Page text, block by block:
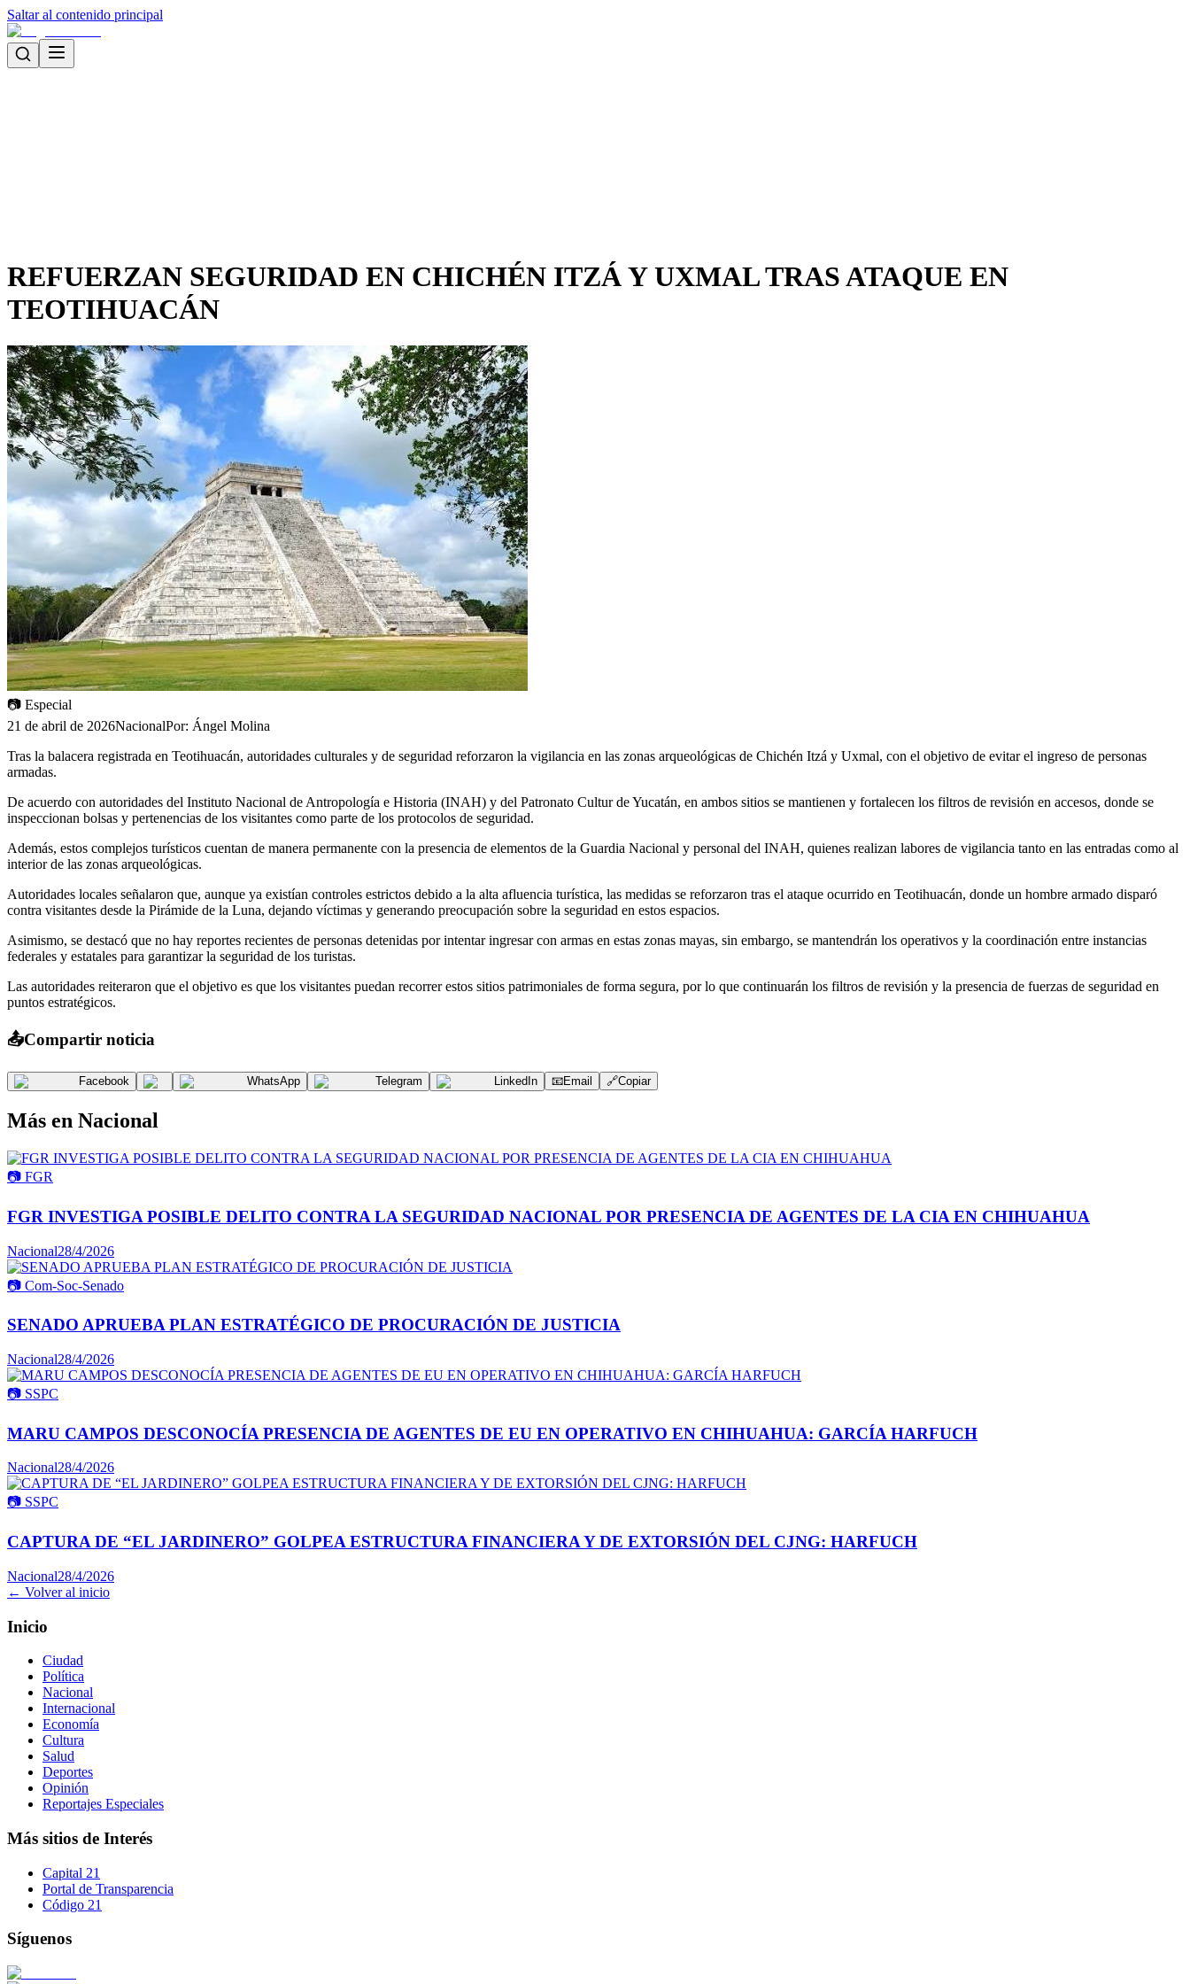
Saltar al contenido principal
REFUERZAN SEGURIDAD EN CHICHÉN ITZÁ Y UXMAL TRAS ATAQUE EN
TEOTIHUACÁN
📷 Especial
21 de abril de 2026NacionalPor: Ángel Molina
Tras la balacera registrada en Teotihuacán, autoridades culturales y de seguridad reforzaron la vigilancia en las zonas arqueológicas de Chichén Itzá y Uxmal, con el objetivo de evitar el ingreso de personas
armadas.
De acuerdo con autoridades del Instituto Nacional de Antropología e Historia (INAH) y del Patronato Cultur de Yucatán, en ambos sitios se mantienen y fortalecen los filtros de revisión en accesos, donde se
inspeccionan bolsas y pertenencias de los visitantes como parte de los protocolos de seguridad.
Además, estos complejos turísticos cuentan de manera permanente con la presencia de elementos de la Guardia Nacional y personal del INAH, quienes realizan labores de vigilancia tanto en las entradas como al
interior de las zonas arqueológicas.
Autoridades locales señalaron que, aunque ya existían controles estrictos debido a la alta afluencia turística, las medidas se reforzaron tras el ataque ocurrido en Teotihuacán, donde un hombre armado disparó
contra visitantes desde la Pirámide de la Luna, dejando víctimas y generando preocupación sobre la seguridad en estos espacios.
Asimismo, se destacó que no hay reportes recientes de personas detenidas por intentar ingresar con armas en estas zonas mayas, sin embargo, se mantendrán los operativos y la coordinación entre instancias
federales y estatales para garantizar la seguridad de los turistas.
Las autoridades reiteraron que el objetivo es que los visitantes puedan recorrer estos sitios patrimoniales de forma segura, por lo que continuarán los filtros de revisión y la presencia de fuerzas de seguridad en
puntos estratégicos.
📤Compartir noticia
Facebook WhatsApp Telegram LinkedIn 📧Email 🔗Copiar
Más en Nacional
📷 FGR
FGR INVESTIGA POSIBLE DELITO CONTRA LA SEGURIDAD NACIONAL POR PRESENCIA DE AGENTES DE LA CIA EN CHIHUAHUA
Nacional28/4/2026
📷 Com-Soc-Senado
SENADO APRUEBA PLAN ESTRATÉGICO DE PROCURACIÓN DE JUSTICIA
Nacional28/4/2026
📷 SSPC
MARU CAMPOS DESCONOCÍA PRESENCIA DE AGENTES DE EU EN OPERATIVO EN CHIHUAHUA: GARCÍA HARFUCH
Nacional28/4/2026
📷 SSPC
CAPTURA DE “EL JARDINERO” GOLPEA ESTRUCTURA FINANCIERA Y DE EXTORSIÓN DEL CJNG: HARFUCH
Nacional28/4/2026
← Volver al inicio
Inicio
Ciudad
Política
Nacional
Internacional
Economía
Cultura
Salud
Deportes
Opinión
Reportajes Especiales
Más sitios de Interés
Capital 21
Portal de Transparencia
Código 21
Síguenos